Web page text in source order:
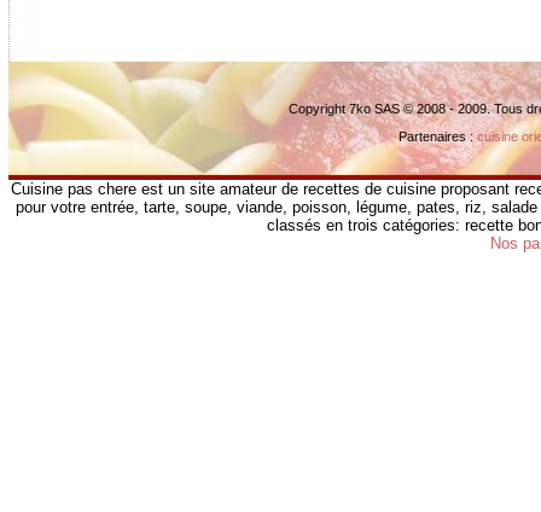
Copyright 7ko SAS © 2008 - 2009. Tous
Partenaires :cuisine
Cuisine pas chere est un site amateur de recettes de cuisine proposant
pour votre entrée, tarte, soupe, viande, poisson, légume, pates, riz,
classés en trois catégories: recette
Nos